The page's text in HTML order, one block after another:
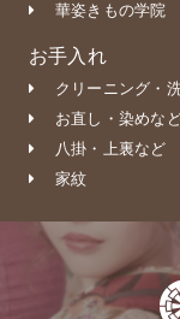
華姿きもの学院
お手入れ
クリーニング・
お直し・染めな
八掛・上裏など
家紋